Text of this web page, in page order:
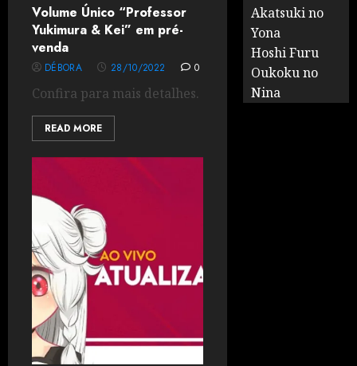
Volume Único “Professor
Yukimura & Kei” em pré-
venda
DÉBORA 28/10/2022 0
Confira para mais detalhes.
READ MORE
Akatsuki no
Yona
Hoshi Furu
Oukoku no
Nina